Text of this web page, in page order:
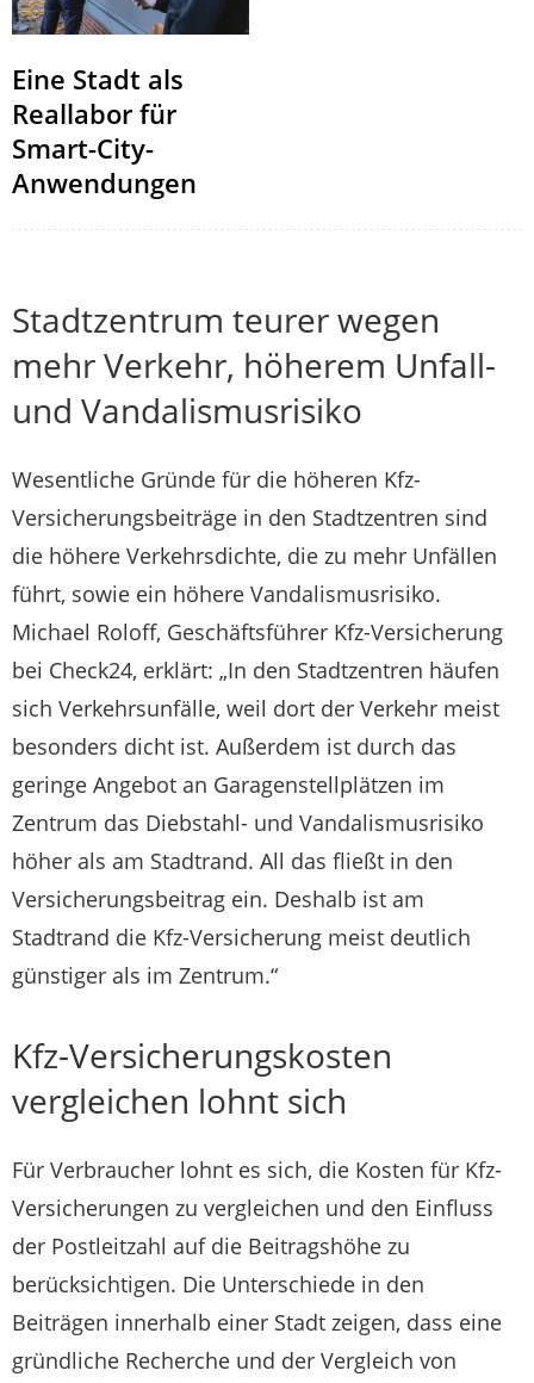
Eine Stadt als
Reallabor für
Smart-City-
Anwendungen
Stadtzentrum teurer wegen
mehr Verkehr, höherem Unfall-
und Vandalismusrisiko
Wesentliche Gründe für die höheren Kfz-
Versicherungsbeiträge in den Stadtzentren sind
die höhere Verkehrsdichte, die zu mehr Unfällen
führt, sowie ein höhere Vandalismusrisiko.
Michael Roloff, Geschäftsführer Kfz-Versicherung
bei Check24, erklärt: „In den Stadtzentren häufen
sich Verkehrsunfälle, weil dort der Verkehr meist
besonders dicht ist. Außerdem ist durch das
geringe Angebot an Garagenstellplätzen im
Zentrum das Diebstahl- und Vandalismusrisiko
höher als am Stadtrand. All das fließt in den
Versicherungsbeitrag ein. Deshalb ist am
Stadtrand die Kfz-Versicherung meist deutlich
günstiger als im Zentrum.“
Kfz-Versicherungskosten
vergleichen lohnt sich
Für Verbraucher lohnt es sich, die Kosten für Kfz-
Versicherungen zu vergleichen und den Einfluss
der Postleitzahl auf die Beitragshöhe zu
berücksichtigen. Die Unterschiede in den
Beiträgen innerhalb einer Stadt zeigen, dass eine
gründliche Recherche und der Vergleich von